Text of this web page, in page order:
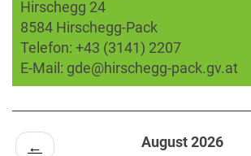
Hirschegg 24
8584 Hirschegg-Pack
Telefon: +43 (3141) 2207
E-Mail: gde@hirschegg-pack.gv.at
← August 2026